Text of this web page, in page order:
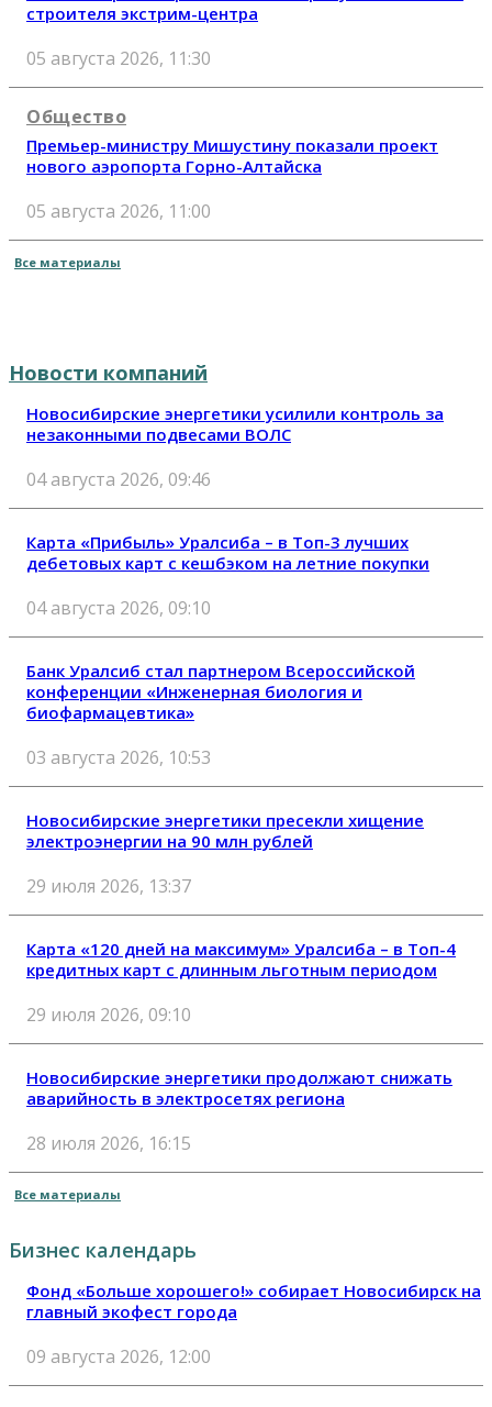
строителя экстрим-центра
05 августа 2026, 11:30
Общество
Премьер-министру Мишустину показали проект
нового аэропорта Горно-Алтайска
05 августа 2026, 11:00
Все материалы
Новости компаний
Новосибирские энергетики усилили контроль за
незаконными подвесами ВОЛС
04 августа 2026, 09:46
Карта «Прибыль» Уралсиба – в Топ-3 лучших
дебетовых карт с кешбэком на летние покупки
04 августа 2026, 09:10
Банк Уралсиб стал партнером Всероссийской
конференции «Инженерная биология и
биофармацевтика»
03 августа 2026, 10:53
Новосибирские энергетики пресекли хищение
электроэнергии на 90 млн рублей
29 июля 2026, 13:37
Карта «120 дней на максимум» Уралсиба – в Топ-4
кредитных карт с длинным льготным периодом
29 июля 2026, 09:10
Новосибирские энергетики продолжают снижать
аварийность в электросетях региона
28 июля 2026, 16:15
Все материалы
Бизнес календарь
Фонд «Больше хорошего!» собирает Новосибирск на
главный экофест города
09 августа 2026, 12:00